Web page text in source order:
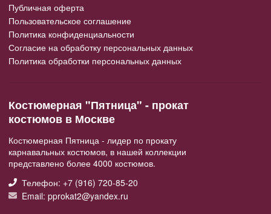
Публичная оферта
Пользовательское соглашение
Политика конфиденциальности
Согласие на обработку персональных данных
Политика обработки персональных данных
Костюмерная "Пятница" - прокат
костюмов в Москве
Костюмерная Пятница - лидер по прокату
карнавальных костюмов, в нашей коллекции
представлено более 4000 костюмов.
Телефон: +7 (916) 720-85-20
Email: pprokat2@yandex.ru